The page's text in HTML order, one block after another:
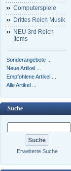
Computerspiele
Drittes Reich Musik
NEU 3rd Reich
Items
Sonderangebote ...
Neue Artikel ...
Empfohlene Artikel ...
Alle Artikel ...
Suche
Erweiterte Suche